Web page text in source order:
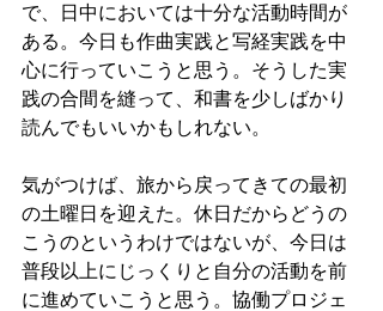
で、日中においては十分な活動時間が
ある。今日も作曲実践と写経実践を中
心に行っていこうと思う。そうした実
践の合間を縫って、和書を少しばかり
読んでもいいかもしれない。
気がつけば、旅から戻ってきての最初
の土曜日を迎えた。休日だからどうの
こうのというわけではないが、今日は
普段以上にじっくりと自分の活動を前
に進めていこうと思う。協働プロジェ